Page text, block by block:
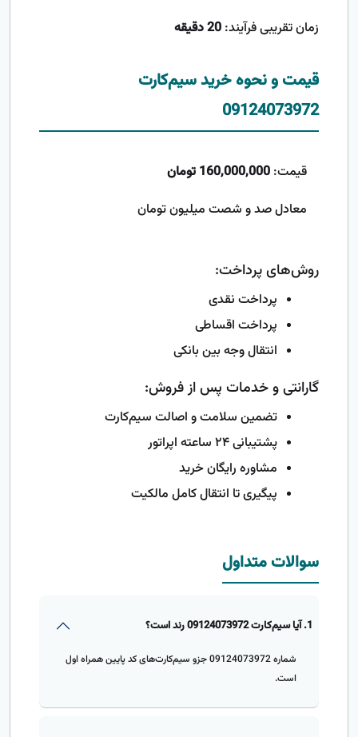
زمان تقریبی فرآیند: 20 دقیقه
قیمت و نحوه خرید سیم‌کارت
09124073972
قیمت: 160,000,000 تومان
معادل صد و شصت میلیون تومان
روش‌های پرداخت:
پرداخت نقدی
پرداخت اقساطی
انتقال وجه بین بانکی
گارانتی و خدمات پس از فروش:
تضمین سلامت و اصالت سیم‌کارت
پشتیبانی ۲۴ ساعته اپراتور
مشاوره رایگان خرید
پیگیری تا انتقال کامل مالکیت
سوالات متداول
1. آیا سیم‌کارت 09124073972 رند است؟
شماره 09124073972 جزو سیم‌کارت‌های کد پایین همراه اول
است.